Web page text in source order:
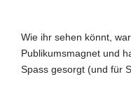
Wie ihr sehen könnt,
Publikumsmagnet und
Spass gesorgt (und für